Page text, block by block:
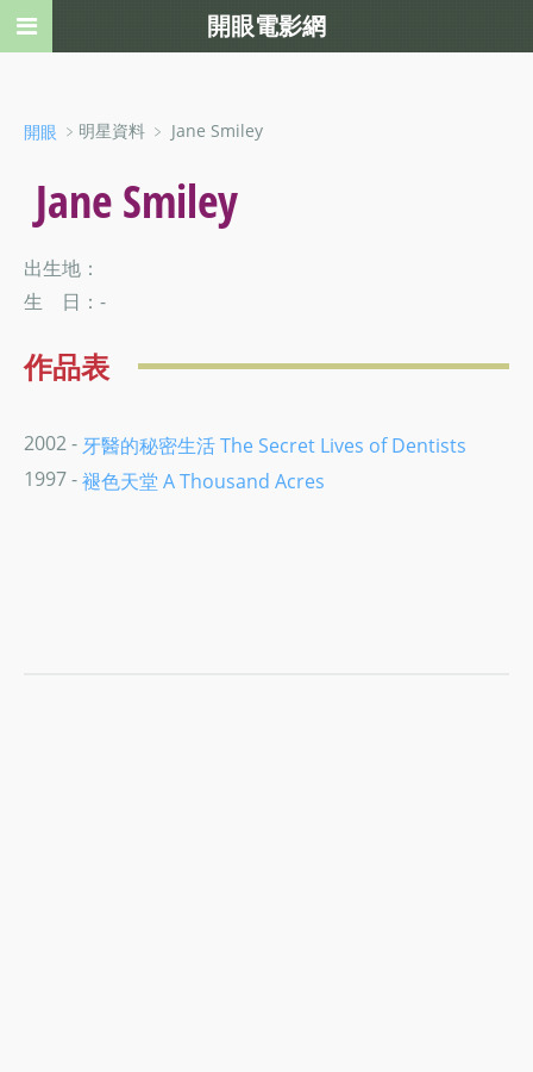
開眼 ﹥明星資料 ﹥ Jane Smiley
Jane Smiley
出生地：
生 日：-
作品表
2002 - 牙醫的秘密生活 The Secret Lives of Dentists
1997 -褪色天堂 A Thousand Acres
開眼電影網